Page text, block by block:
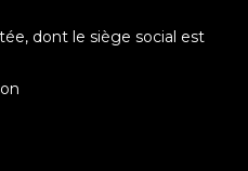
dont le siège social est